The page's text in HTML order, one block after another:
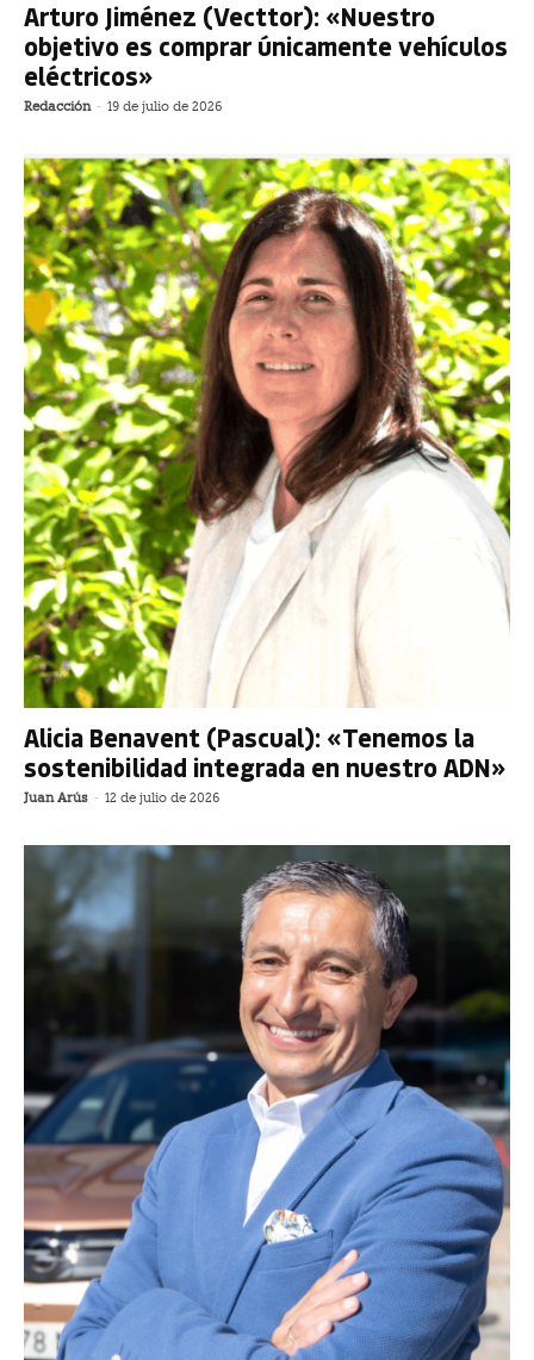
Arturo Jiménez (Vecttor): «Nuestro
objetivo es comprar únicamente vehículos
eléctricos»
Redacción - 19 de julio de 2026
Alicia Benavent (Pascual): «Tenemos la
sostenibilidad integrada en nuestro ADN»
Juan Arús - 12 de julio de 2026